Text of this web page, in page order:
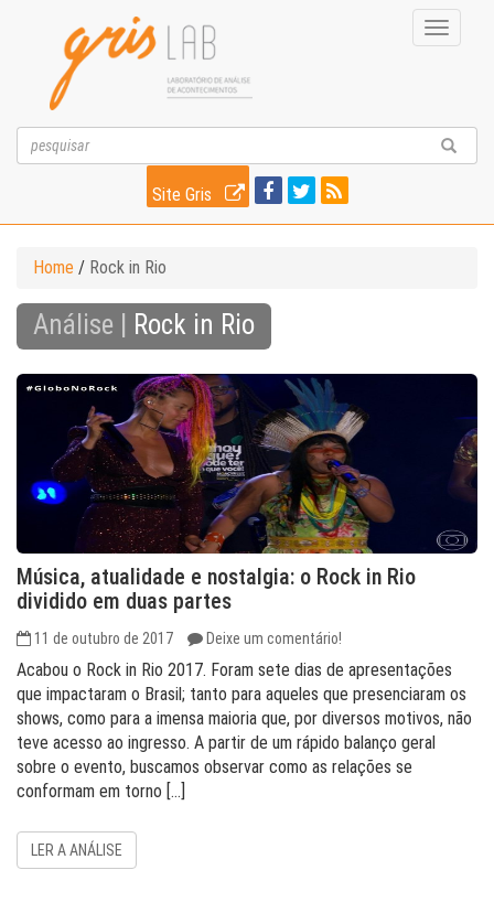
Toggle
Site Gris
Home / Rock in Rio
Análise | Rock in Rio
Música, atualidade e nostalgia: o Rock in Rio
dividido em duas partes
11 de outubro de 2017 Deixe um comentário!
Acabou o Rock in Rio 2017. Foram sete dias de apresentações
que impactaram o Brasil; tanto para aqueles que presenciaram os
shows, como para a imensa maioria que, por diversos motivos, não
teve acesso ao ingresso. A partir de um rápido balanço geral
sobre o evento, buscamos observar como as relações se
conformam em torno […]
LER A ANÁLISE